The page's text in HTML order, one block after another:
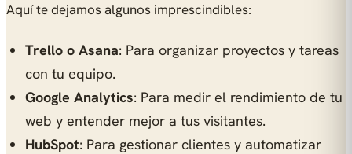
Aquí te dejamos algunos imprescindibles:
Trello o Asana: Para organizar proyectos y tareas
con tu equipo.
Google Analytics: Para medir el rendimiento de tu
web y entender mejor a tus visitantes.
HubSpot: Para gestionar clientes y automatizar